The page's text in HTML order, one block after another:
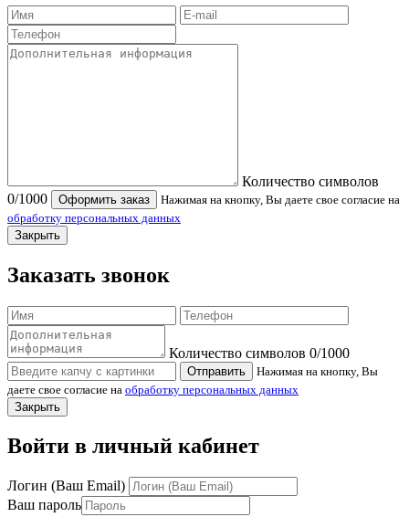
Количество символов
0/1000 Оформить заказ
Нажимая на кнопку, Вы даете свое согласие на
обработку персональных данных
Закрыть
Заказать звонок
Количество символов 0/1000
Отправить
Нажимая на кнопку, Вы
даете свое согласие на обработку персональных данных
Закрыть
Войти в личный кабинет
Логин (Ваш Email)
Ваш пароль